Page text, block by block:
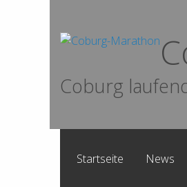
Coburg
Startseite News